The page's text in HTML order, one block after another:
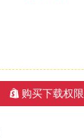
购买下载权限